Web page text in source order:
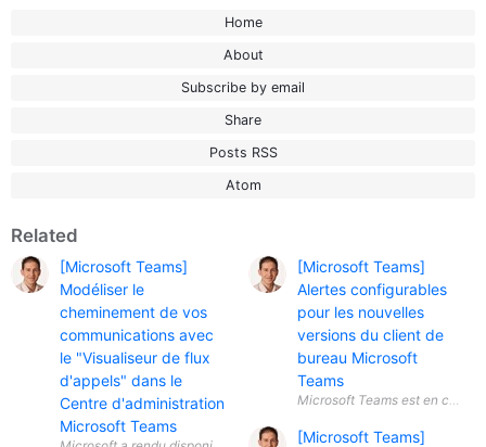
Home
About
Subscribe by email
Share
Posts RSS
Atom
Related
[Microsoft Teams]
Modéliser le
cheminement de vos
communications avec
le "Visualiseur de flux
d'appels" dans le
Centre d'administration
Microsoft Teams
[Microsoft Teams]
Alertes configurables
pour les nouvelles
versions du client de
bureau Microsoft
Teams
[Microsoft Teams]